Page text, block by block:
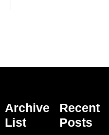
Archive
List
Recent
Posts